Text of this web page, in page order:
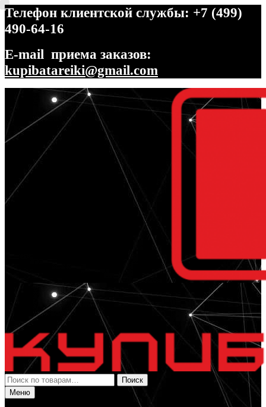
Телефон клиентской службы: +7 (499)
490-64-16
E-mail приема заказов:
kupibatareiki@gmail.com
Перейти
навигации
Перейти
содержимому
Искать:
Поиск
Меню